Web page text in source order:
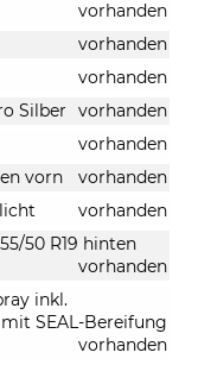
vorhanden
vorhanden
vorhanden
Silber
vorhanden
vorhanden
vorn
vorhanden
vorhanden
50 R19 hinten
vorhanden
inkl.
SEAL-Bereifung
vorhanden